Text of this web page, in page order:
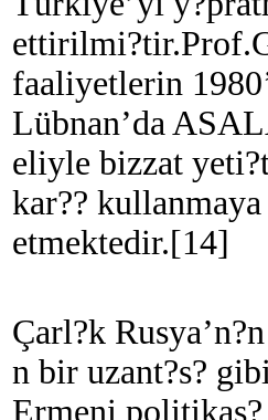
faaliyetlerin
Lübnan’da
eliyle bizzat
kar??
etmektedir.[14]
Çarl?k
n bir uzant?s?
Ermeni politikas?